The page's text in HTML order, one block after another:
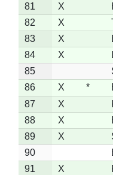
81
X
82
X
83
X
84
X
85
86
X *
87
X
88
X
89
X
90
91
X